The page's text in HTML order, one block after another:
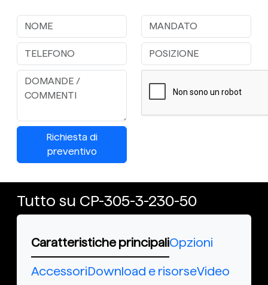
Richiesta di
preventivo
Tutto su CP-305-3-230-50
Caratteristiche principaliOpzioni
AccessoriDownload e risorseVideo